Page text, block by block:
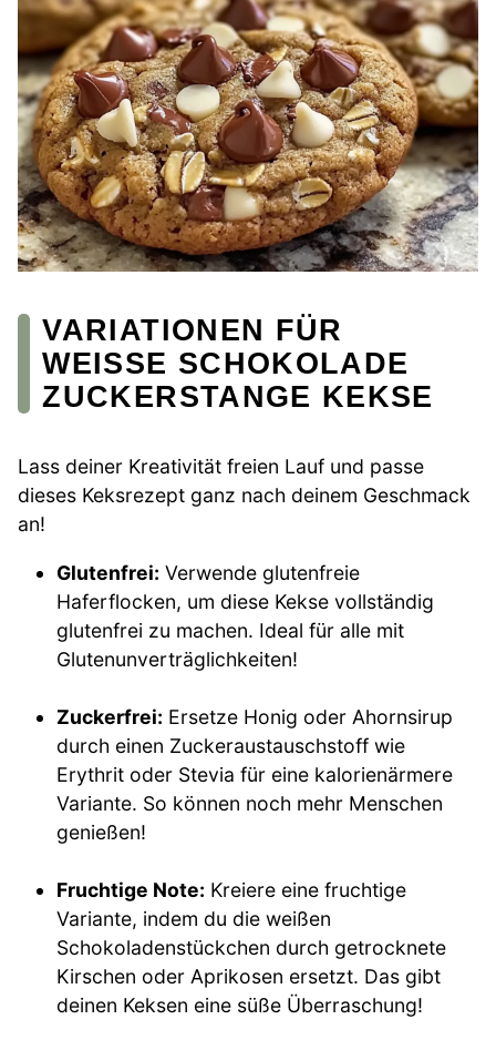
VARIATIONEN FÜR
WEISSE SCHOKOLADE Z
UCKERSTANGE KEKSE
Lass deiner Kreativität freien Lauf und passe
dieses Keksrezept ganz nach deinem Geschmack
an!
Glutenfrei: Verwende glutenfreie
Haferflocken, um diese Kekse vollständig
glutenfrei zu machen. Ideal für alle mit
Glutenunverträglichkeiten!
Zuckerfrei: Ersetze Honig oder Ahornsirup
durch einen Zuckeraustauschstoff wie
Erythrit oder Stevia für eine kalorienärmere
Variante. So können noch mehr Menschen
genießen!
Fruchtige Note: Kreiere eine fruchtige
Variante, indem du die weißen
Schokoladenstückchen durch getrocknete
Kirschen oder Aprikosen ersetzt. Das gibt
deinen Keksen eine süße Überraschung!